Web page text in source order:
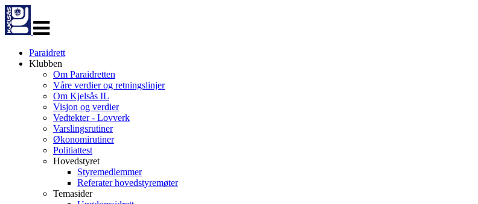
navigasjon
Paraidrett
Klubben
Om Paraidretten
Våre verdier og retningslinjer
Om Kjelsås IL
Visjon og verdier
Vedtekter - Lovverk
Varslingsrutiner
Økonomirutiner
Politiattest
Hovedstyret
Styremedlemmer
Referater hovedstyremøter
Temasider